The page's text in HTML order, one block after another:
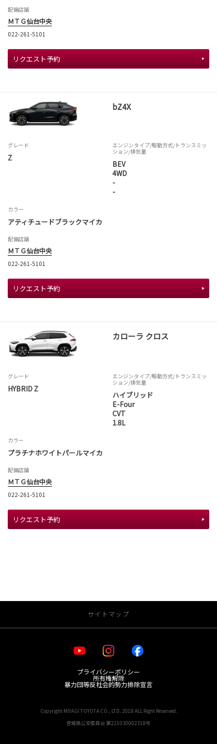
配備店舗
ＭＴＧ仙台中央
022-261-5101
リクエスト予約
bZ4X
グレード
Z
エンジンタイプ/駆動方式/トランスミッ
ション/排気量
BEV
4WD
-
-
カラー
アティチュードブラックマイカ
配備店舗
ＭＴＧ仙台中央
022-261-5101
リクエスト予約
カローラ クロス
グレード
HYBRID Z
エンジンタイプ/駆動方式/トランスミッ
ション/排気量
ハイブリッド
E-Four
CVT
1.8L
カラー
プラチナホワイトパールマイカ
配備店舗
ＭＴＧ仙台中央
022-261-5101
リクエスト予約
サイトマップ
・新車を探す
プライバシーポリシー
所有権解除
暴力団等反社会的勢力排除宣言
Copyright MIYAGI TOYOTA CO., LTD. 2018 ALL Right Reserved.
宮城県公安委員会 第221030002318号